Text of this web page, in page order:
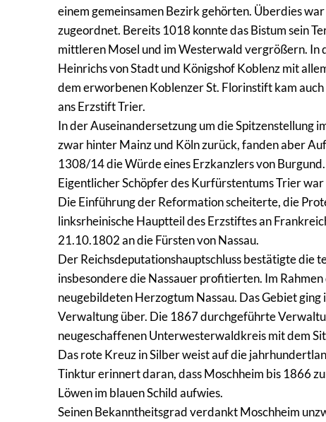
einem gemeinsamen Bezirk gehörten. Überdies
zugeordnet. Bereits 1018 konnte das Bistum sein
mittleren Mosel und im Westerwald vergrößern. In
Heinrichs von Stadt und Königshof Koblenz mit
dem erworbenen Koblenzer St. Florinstift kam
ans Erzstift Trier.
In der Auseinandersetzung um die Spitzenstellung
zwar hinter Mainz und Köln zurück, fanden aber
1308/14 die Würde eines Erzkanzlers von Burgund.
Eigentlicher Schöpfer des Kurfürstentums Trier
Die Einführung der Reformation scheiterte, die
linksrheinische Hauptteil des Erzstiftes an
21.10.1802 an die Fürsten von Nassau.
Der Reichsdeputationshauptschluss bestätigte die
insbesondere die Nassauer profitierten. Im
neugebildeten Herzogtum Nassau. Das Gebiet
Verwaltung über. Die 1867 durchgeführte
neugeschaffenen Unterwesterwaldkreis mit dem
Das rote Kreuz in Silber weist auf die
Tinktur erinnert daran, dass Moschheim bis 1866
Löwen im blauen Schild aufwies.
Seinen Bekanntheitsgrad verdankt Moschheim